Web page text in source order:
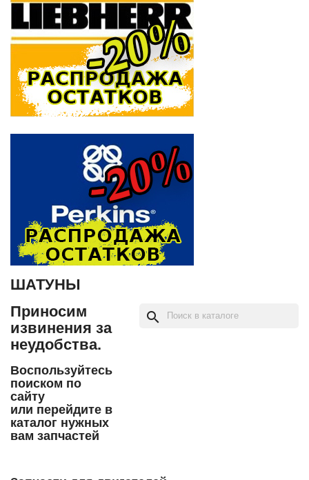
ШАТУНЫ
Приносим
извинения за
неудобства.
Воспользуйтесь
поиском по
сайту
или перейдите в
каталог нужных
вам запчастей
search